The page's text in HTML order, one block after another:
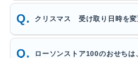
クリスマス 受け取り日時を変
ローソンストア100のおせち